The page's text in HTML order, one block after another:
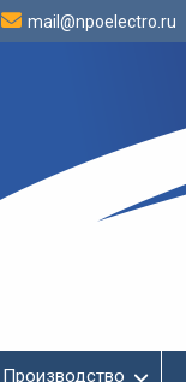
mail@npoelectro.ru
Производство